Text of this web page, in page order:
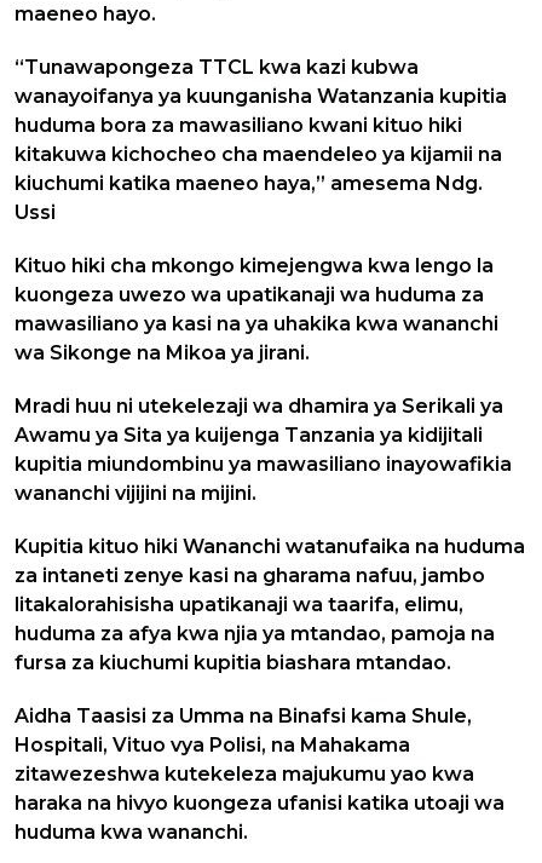
maeneo hayo.
“Tunawapongeza TTCL kwa kazi kubwa
wanayoifanya ya kuunganisha Watanzania kupitia
huduma bora za mawasiliano kwani kituo hiki
kitakuwa kichocheo cha maendeleo ya kijamii na
kiuchumi katika maeneo haya,” amesema Ndg.
Ussi
Kituo hiki cha mkongo kimejengwa kwa lengo la
kuongeza uwezo wa upatikanaji wa huduma za
mawasiliano ya kasi na ya uhakika kwa wananchi
wa Sikonge na Mikoa ya jirani.
Mradi huu ni utekelezaji wa dhamira ya Serikali ya
Awamu ya Sita ya kuijenga Tanzania ya kidijitali
kupitia miundombinu ya mawasiliano inayowafikia
wananchi vijijini na mijini.
Kupitia kituo hiki Wananchi watanufaika na huduma
za intaneti zenye kasi na gharama nafuu, jambo
litakalorahisisha upatikanaji wa taarifa, elimu,
huduma za afya kwa njia ya mtandao, pamoja na
fursa za kiuchumi kupitia biashara mtandao.
Aidha Taasisi za Umma na Binafsi kama Shule,
Hospitali, Vituo vya Polisi, na Mahakama
zitawezeshwa kutekeleza majukumu yao kwa
haraka na hivyo kuongeza ufanisi katika utoaji wa
huduma kwa wananchi.